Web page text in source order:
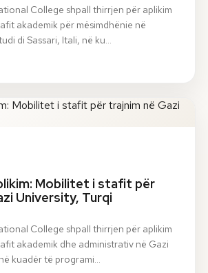
College shpall thirrjen për aplikim
akademik për mësimdhënie në
di Sassari, Itali, në ku…
Mobilitet i stafit për
University, Turqi
College shpall thirrjen për aplikim
akademik dhe administrativ në Gazi
kuadër të programi…